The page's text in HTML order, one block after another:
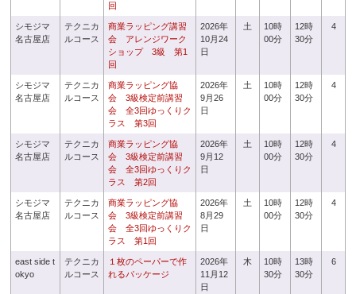
回
シモジマ
名古屋店
テクニカ
ルコース
商業ラッピング講習
会 アレンジワーク
ショップ 3級 第1
回
2026年
10月24
日
土
10時
00分
12時
30分
4
シモジマ
名古屋店
テクニカ
ルコース
商業ラッピング協
会 3級検定前講習
会 全3回ゆっくりク
ラス 第3回
2026年
9月26
日
土
10時
00分
12時
30分
4
シモジマ
名古屋店
テクニカ
ルコース
商業ラッピング協
会 3級検定前講習
会 全3回ゆっくりク
ラス 第2回
2026年
9月12
日
土
10時
00分
12時
30分
4
シモジマ
名古屋店
テクニカ
ルコース
商業ラッピング協
会 3級検定前講習
会 全3回ゆっくりク
ラス 第1回
2026年
8月29
日
土
10時
00分
12時
30分
4
east side t
okyo
テクニカ
ルコース
１枚のペーパーで作
れるパッケージ
2026年
11月12
日
木
10時
30分
13時
30分
6